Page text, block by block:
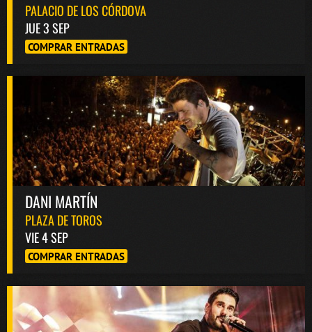
PALACIO DE LOS CÓRDOVA
JUE 3 SEP
COMPRAR ENTRADAS
DANI MARTÍN
PLAZA DE TOROS
VIE 4 SEP
COMPRAR ENTRADAS